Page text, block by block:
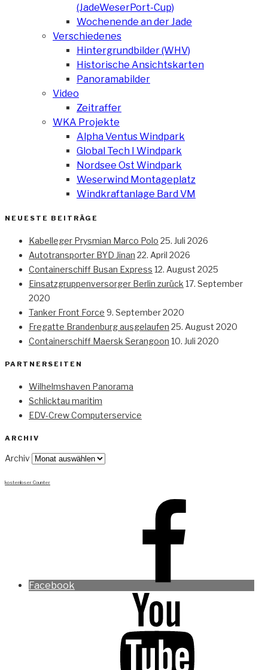
(JadeWeserPort-Cup)
Wochenende an der Jade
Verschiedenes
Hintergrundbilder (WHV)
Historische Ansichtskarten
Panoramabilder
Video
Zeitraffer
WKA Projekte
Alpha Ventus Windpark
Global Tech I Windpark
Nordsee Ost Windpark
Weserwind Montageplatz
Windkraftanlage Bard VM
NEUESTE BEITRÄGE
Kabelleger Prysmian Marco Polo 25. Juli 2026
Autotransporter BYD Jinan 22. April 2026
Containerschiff Busan Express 12. August 2025
Einsatzgruppenversorger Berlin zurück 17. September
2020
Tanker Front Force 9. September 2020
Fregatte Brandenburg ausgelaufen 25. August 2020
Containerschiff Maersk Serangoon 10. Juli 2020
PARTNERSEITEN
Wilhelmshaven Panorama
Schlicktau maritim
EDV-Crew Computerservice
ARCHIV
Archiv
kostenloser Counter
Facebook